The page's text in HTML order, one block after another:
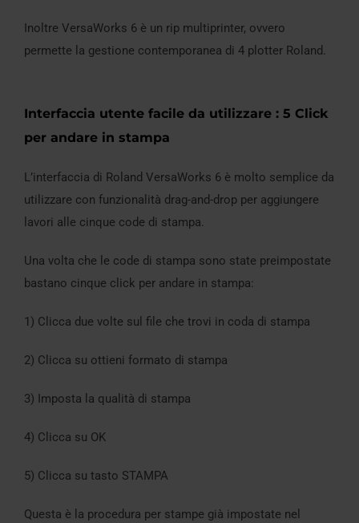
Inoltre VersaWorks 6 è un rip multiprinter, ovvero
permette la gestione contemporanea di 4 plotter Roland.
Interfaccia utente facile da utilizzare : 5 Click
per andare in stampa
L’interfaccia di Roland VersaWorks 6 è molto semplice da
utilizzare con funzionalità drag-and-drop per aggiungere
lavori alle cinque code di stampa.
Una volta che le code di stampa sono state preimpostate
bastano cinque click per andare in stampa:
1) Clicca due volte sul file che trovi in coda di stampa
2) Clicca su ottieni formato di stampa
3) Imposta la qualità di stampa
4) Clicca su OK
5) Clicca su tasto STAMPA
Questa è la procedura per stampe già impostate nel